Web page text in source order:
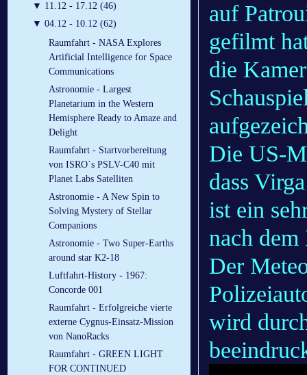
▼ 11.12 - 17.12 (46)
▼ 04.12 - 10.12 (62)
Raumfahrt - NASA Explores
Artificial Intelligence for Space
Communications
Astronomie - Largest
Planetarium in the Western
Hemisphere Ready to Amaze and
Delight
Raumfahrt - Startvorbereitung
von ISRO´s PSLV-C40 mit
Planet Labs Satelliten
Astronomie - A New Spin to
Solving Mystery of Stellar
Companions
Astronomie - Two Super-Earths
around star K2-18
Luftfahrt-History - 1967:
Concorde 001
Raumfahrt - Erfolgreiche vierte
externe Cygnus-Einsatz-Mission
von NanoRacks
Raumfahrt - GREEN LIGHT
FOR CONTINUED
auf
gefilmt
die
Die US-
dass
ist ein
nach
Der
wird